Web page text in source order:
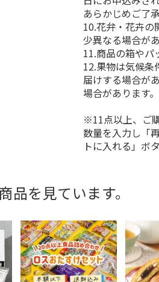
あらかじめご了
10.花弁・花卉の
少異なる場合があ
11.商品の箱やパ
12.果物は気候条
届けする場合が
場合があります。
※11点以上、ご
数量を入力し「
トに入れる」ボ
品を見ています。